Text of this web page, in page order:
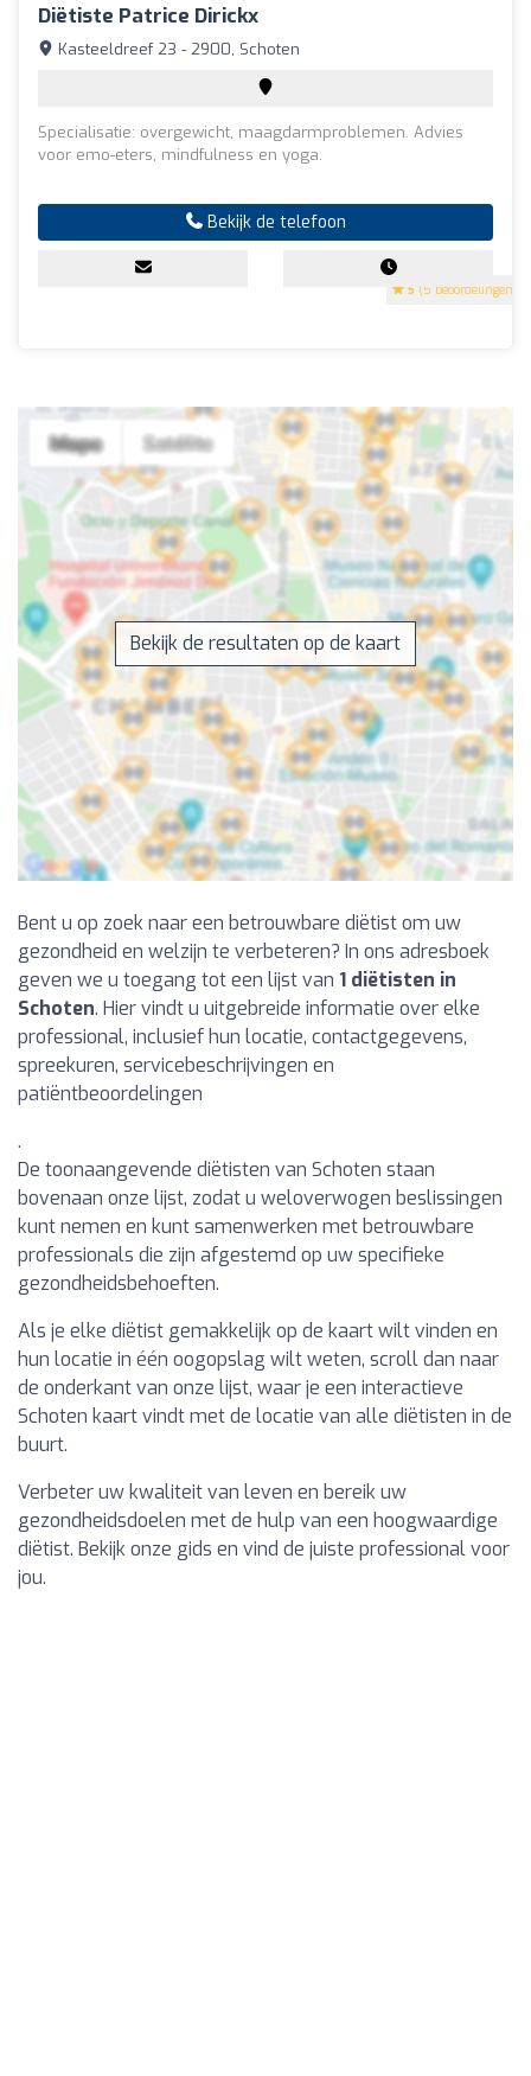
Diëtiste Patrice Dirickx
5 (5 beoordelingen)
Kasteeldreef 23 - 2900, Schoten
Specialisatie: overgewicht, maagdarmproblemen. Advies
voor emo-eters, mindfulness en yoga.
Bekijk de telefoon
Bekijk de resultaten op de kaart
Bent u op zoek naar een betrouwbare diëtist om uw
gezondheid en welzijn te verbeteren? In ons adresboek
geven we u toegang tot een lijst van 1 diëtisten in
Schoten. Hier vindt u uitgebreide informatie over elke
professional, inclusief hun locatie, contactgegevens,
spreekuren, servicebeschrijvingen en
patiëntbeoordelingen
.
De toonaangevende diëtisten van Schoten staan
bovenaan onze lijst, zodat u weloverwogen beslissingen
kunt nemen en kunt samenwerken met betrouwbare
professionals die zijn afgestemd op uw specifieke
gezondheidsbehoeften.
Als je elke diëtist gemakkelijk op de kaart wilt vinden en
hun locatie in één oogopslag wilt weten, scroll dan naar
de onderkant van onze lijst, waar je een interactieve
Schoten kaart vindt met de locatie van alle diëtisten in de
buurt.
Verbeter uw kwaliteit van leven en bereik uw
gezondheidsdoelen met de hulp van een hoogwaardige
diëtist. Bekijk onze gids en vind de juiste professional voor
jou.